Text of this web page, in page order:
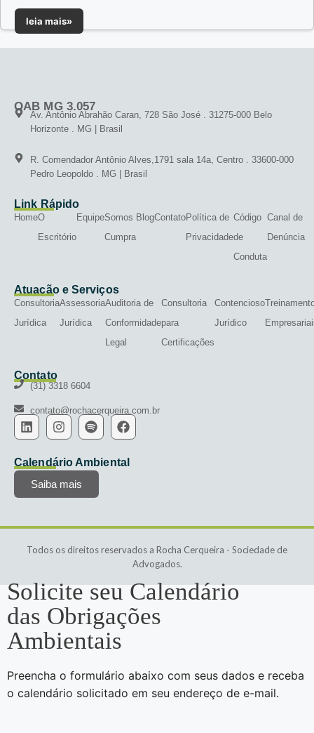
leia mais»
OAB MG 3.057
Av. Antônio Abrahão Caran, 728 São José . 31275-000 Belo
Horizonte . MG | Brasil
R. Comendador Antônio Alves,1791 sala 14a, Centro . 33600-000
Pedro Leopoldo . MG | Brasil
Link Rápido
HomeO
Escritório
EquipeSomos
Cumpra
BlogContatoPolítica de
Privacidade
Código
de
Conduta
Canal de
Denúncia
Atuação e Serviços
Consultoria
Jurídica
Assessoria
Jurídica
Auditoria de
Conformidade
Legal
Consultoria
para
Certificações
Contencioso
Jurídico
Contato
(31) 3318 6604
contato@rochacerqueira.com.br
Calendário Ambiental
Saiba mais
Todos os direitos reservados a Rocha Cerqueira - Sociedade de
Advogados.
Solicite seu Calendário
das Obrigações
Ambientais
Preencha o formulário abaixo com seus dados e receba
o calendário solicitado em seu endereço de e-mail.